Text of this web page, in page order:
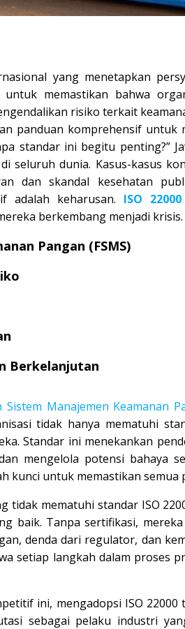
yang menetapkan
memastikan bahwa
risiko terkait
panduan komprehensif
standar ini begitu penting?”
seluruh dunia. Kasus-kasus
dan skandal kesehatan
adalah keharusan. ISO 22000
berkembang menjadi krisis.
Pangan (FSMS)
Berkelanjutan
Manajemen Keamanan
tidak hanya mematuhi
Standar ini menekankan
mengelola potensi bahaya
kunci untuk memastikan semua
tidak mematuhi standar ISO
baik. Tanpa sertifikasi,
denda dari regulator, dan
setiap langkah dalam proses
ini, mengadopsi ISO
sebagai pelaku industri